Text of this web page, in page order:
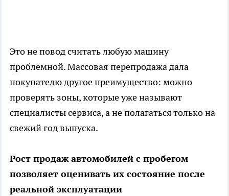
Это не повод считать любую машину
проблемной. Массовая перепродажа дала
покупателю другое преимущество: можно
проверять зоны, которые уже называют
специалисты сервиса, а не полагаться только на
свежий год выпуска.
Рост продаж автомобилей с пробегом
позволяет оценивать их состояние после
реальной эксплуатации